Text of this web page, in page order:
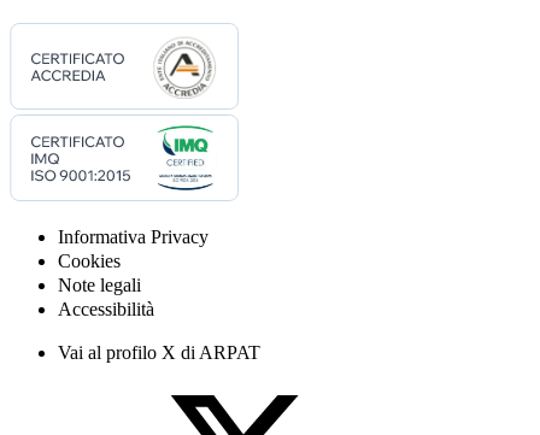
Informativa Privacy
Cookies
Note legali
Accessibilità
Vai al profilo X di ARPAT